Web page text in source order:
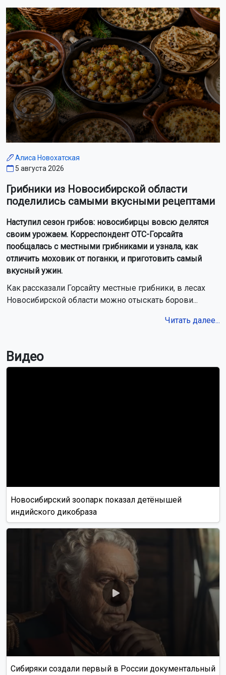
Алиса Новохатская
5 августа 2026
Грибники из Новосибирской области
поделились самыми вкусными рецептами
Наступил сезон грибов: новосибирцы вовсю делятся
своим урожаем. Корреспондент ОТС-Горсайта
пообщалась с местными грибниками и узнала, как
отличить моховик от поганки, и приготовить самый
вкусный ужин.
Как рассказали Горсайту местные грибники, в лесах
Новосибирской области можно отыскать борови...
Читать далее...
Видео
Новосибирский зоопарк показал детёнышей
индийского дикобраза
Сибиряки создали первый в России документальный